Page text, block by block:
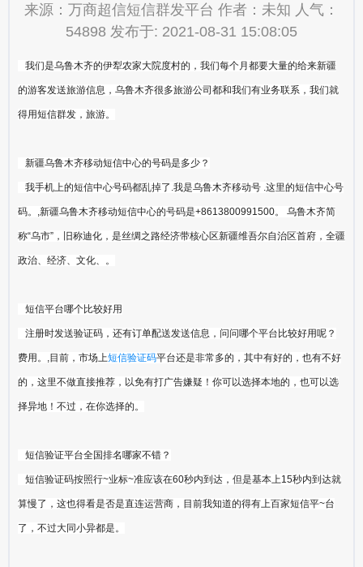
来源：万商超信短信群发平台 作者：未知 人气：
54898 发布于: 2021-08-31 15:08:05
我们是乌鲁木齐的伊犁农家大院度村的，我们每个月都要大量的给来新疆
的游客发送旅游信息，乌鲁木齐很多旅游公司都和我们有业务联系，我们就
得用短信群发，旅游。
新疆乌鲁木齐移动短信中心的号码是多少？
我手机上的短信中心号码都乱掉了.我是乌鲁木齐移动号 .这里的短信中心号
码。,新疆乌鲁木齐移动短信中心的号码是+8613800991500。 乌鲁木齐简
称“乌市”，旧称迪化，是丝绸之路经济带核心区新疆维吾尔自治区首府，全疆
政治、经济、文化、。
短信平台哪个比较好用
注册时发送验证码，还有订单配送发送信息，问问哪个平台比较好用呢？
费用。,目前，市场上短信验证码平台还是非常多的，其中有好的，也有不好
的，这里不做直接推荐，以免有打广告嫌疑！你可以选择本地的，也可以选
择异地！不过，在你选择的。
短信验证平台全国排名哪家不错？
短信验证码按照行~业标~准应该在60秒内到达，但是基本上15秒内到达就
算慢了，这也得看是否是直连运营商，目前我知道的得有上百家短信平~台
了，不过大同小异都是。